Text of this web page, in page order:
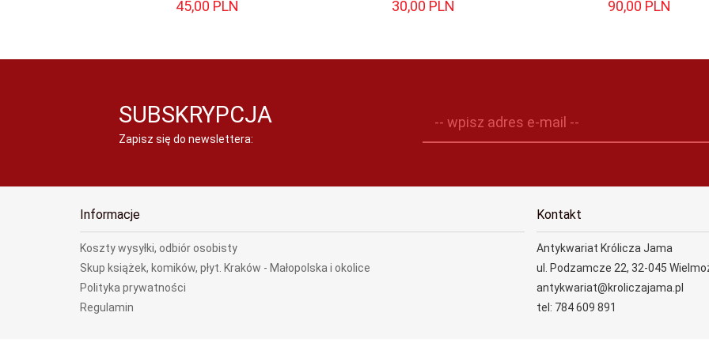
45,00 PLN 30,00 PLN 90,00 PLN
SUBSKRYPCJA
Zapisz się do newslettera:
-- wpisz adres e-mail --
Informacje
Koszty wysyłki, odbiór osobisty
Skup książek, komików, płyt. Kraków - Małopolska i okolice
Polityka prywatności
Regulamin
Kontakt
Antykwariat Królicza Jama
ul. Podzamcze 22, 32-045
antykwariat@kroliczajama.pl
tel: 784 609 891